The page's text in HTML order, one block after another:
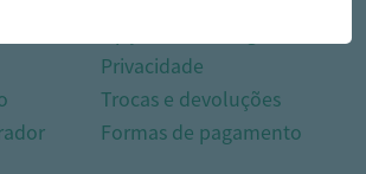
Privacidade
Trocas e devoluções
Formas de pagamento